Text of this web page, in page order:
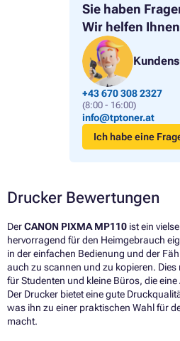
Sie haben
Wir helfen
+43 670 308 2327
(8:00 - 16:00)
info@tptoner.at
Ich habe eine
Drucker Bewertungen
DerCANON PIXMA MP110 ist ein
hervorragend für den Heimgebrauch
in der einfachen Bedienung und der
auch zu scannen und zu kopieren.
für Studenten und kleine Büros, die
Der Drucker bietet eine gute
was ihn zu einer praktischen Wahl für
macht.